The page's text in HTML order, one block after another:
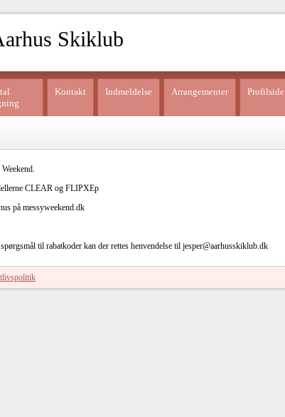
Skiklub
Kontakt Indmeldelse Arrangementer Profilside
CLEAR og FLIPXEp
på messyweekend.dk
til rabatkoder kan der rettes henvendelse til jesper@aarhusskiklub.dk